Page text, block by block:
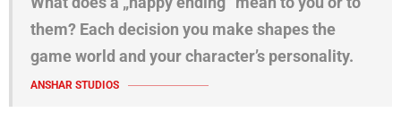
them? Each decision you make shapes the
game world and your character’s personality.
ANSHAR STUDIOS